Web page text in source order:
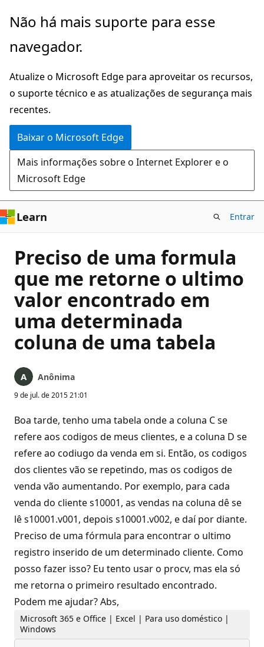
Pular
o
principal
Não há mais suporte para esse
navegador.
Atualize o Microsoft Edge para aproveitar os recursos,
o suporte técnico e as atualizações de segurança mais
recentes.
Baixar o Microsoft Edge
Mais informações sobre o Internet Explorer e o
Microsoft Edge
Learn Entrar
Preciso de uma formula
que me retorne o ultimo
valor encontrado em
uma determinada
coluna de uma tabela
Anônima
9 de jul. de 2015 21:01
Boa tarde, tenho uma tabela onde a coluna C se
refere aos codigos de meus clientes, e a coluna D se
refere ao codiugo da venda em si. Então, os codigos
dos clientes vão se repetindo, mas os codigos de
venda vão aumentando. Por exemplo, para cada
venda do cliente s10001, as vendas na coluna dê se
lê s10001.v001, depois s10001.v002, e daí por diante.
Preciso de uma fórmula para encontrar o ultimo
registro inserido de um determinado cliente. Como
posso fazer isso? Eu tento usar o procv, mas ela só
me retorna o primeiro resultado encontrado.
Podem me ajudar? Abs,
Microsoft 365 e Office | Excel | Para uso doméstico |
Windows